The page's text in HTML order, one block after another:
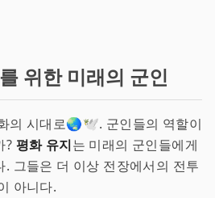
위한 미래의 군인
의 시대로🌏🕊️. 군인들의 역할이
? 평화 유지는 미래의 군인들에게
그들은 더 이상 전장에서의 전투
아니다.